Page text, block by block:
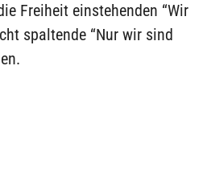
Freiheit einstehenden “Wir
spaltende “Nur wir sind